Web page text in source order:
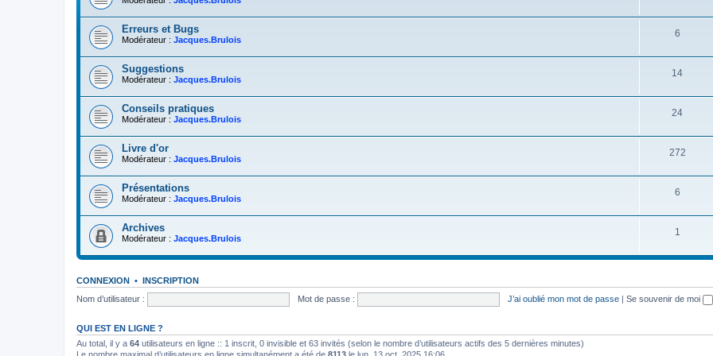
Erreurs et Bugs
Modérateur : Jacques.Brulois
6
Suggestions
Modérateur : Jacques.Brulois
14
Conseils pratiques
Modérateur : Jacques.Brulois
24
Livre d'or
Modérateur : Jacques.Brulois
272
Présentations
Modérateur : Jacques.Brulois
6
Archives
Modérateur : Jacques.Brulois
1
CONNEXION • INSCRIPTION
Nom d’utilisateur :
Mot de passe : J’ai oublié mon mot de passe | Se souvenir de moi
QUI EST EN LIGNE ?
Au total, il y a 64 utilisateurs en ligne :: 1 inscrit, 0 invisible et 63 invités (selon le nombre d’utilisateurs actifs des 5 dernières minutes)